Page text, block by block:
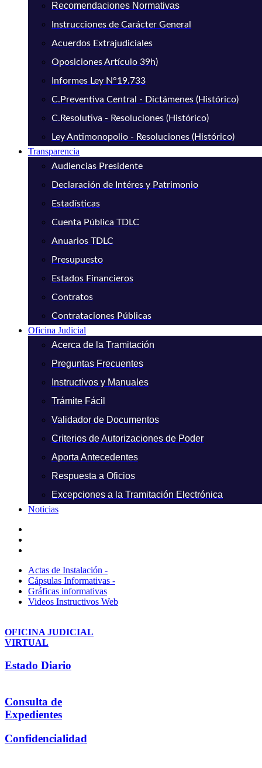
Recomendaciones Normativas
Instrucciones de Carácter General
Acuerdos Extrajudiciales
Oposiciones Artículo 39h)
Informes Ley N°19.733
C.Preventiva Central - Dictámenes (Histórico)
C.Resolutiva - Resoluciones (Histórico)
Ley Antimonopolio - Resoluciones (Histórico)
Transparencia
Audiencias Presidente
Declaración de Intéres y Patrimonio
Estadísticas
Cuenta Pública TDLC
Anuarios TDLC
Presupuesto
Estados Financieros
Contratos
Contrataciones Públicas
Oficina Judicial
Acerca de la Tramitación
Preguntas Frecuentes
Instructivos y Manuales
Trámite Fácil
Validador de Documentos
Criterios de Autorizaciones de Poder
Aporta Antecedentes
Respuesta a Oficios
Excepciones a la Tramitación Electrónica
Noticias
Actas de Instalación -
Cápsulas Informativas -
Gráficas informativas
Videos Instructivos Web
OFICINA JUDICIAL
VIRTUAL
Estado Diario
Consulta de
Expedientes
Confidencialidad